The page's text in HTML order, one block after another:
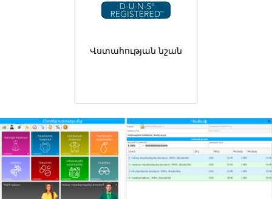
Վստահության նշան